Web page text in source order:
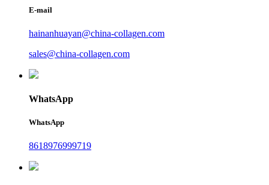
E-mail
hainanhuayan@china-collagen.com
sales@china-collagen.com
WhatsApp
WhatsApp
8618976999719